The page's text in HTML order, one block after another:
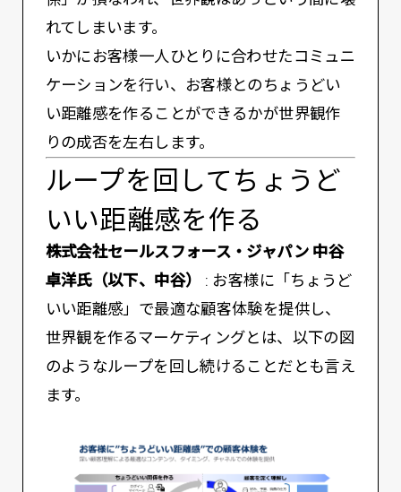
れてしまいます。
いかにお客様一人ひとりに合わせたコミュニ
ケーションを行い、お客様とのちょうどい
い距離感を作ることができるかが世界観作
りの成否を左右します。
ループを回してちょうど
いい距離感を作る
株式会社セールスフォース・ジャパン 中谷
卓洋氏（以下、中谷）
: お客様に「ちょうど
いい距離感」で最適な顧客体験を提供し、
世界観を作るマーケティングとは、以下の図
のようなループを回し続けることだとも言え
ます。